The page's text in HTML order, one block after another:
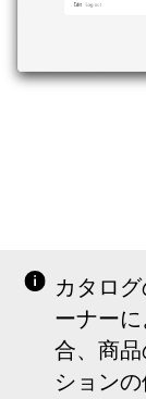
カタロ
ーナー
合、商
ションの